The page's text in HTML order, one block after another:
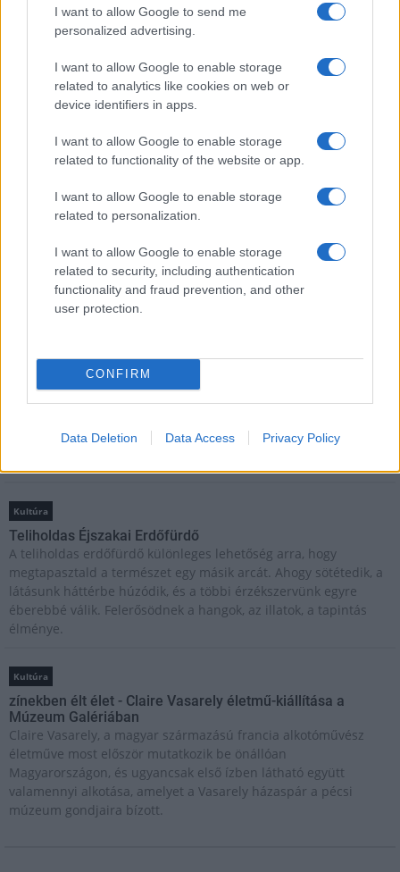
I want to allow Google to send me
personalized advertising.
I want to allow Google to enable storage
related to analytics like cookies on web or
device identifiers in apps.
I want to allow Google to enable storage
related to functionality of the website or app.
I want to allow Google to enable storage
related to personalization.
I want to allow Google to enable storage
related to security, including authentication
functionality and fraud prevention, and other
user protection.
CONFIRM
Data Deletion Data Access Privacy Policy
adatvédelmi
szabályzatot!
FELIRATKOZÁS
Open Orfű: mozgás, zene, közösség
Augusztus első hétvégéjén (augusztus 1-2.) a Pécsi-tó partja
megtelik élettel, sporttal és élményekkel!
Brandnyúl mini disco
Kertben!
Helyi hírek
Beindult az őszibarackszezon, szeptemberig élvezhetjük
A világon évente mintegy 25 millió tonna őszibarack terem, Kína
Kultúra
Teliholdas Éjszakai Erdőfürdő
A teliholdas erdőfürdő különleges lehetőség arra, hogy
megtapasztald a természet egy másik arcát. Ahogy sötétedik, a
látásunk háttérbe húzódik, és a többi érzékszervünk egyre
éberebbé válik. Felerősödnek a hangok, az illatok, a tapintás
élménye.
Kultúra
zínekben élt élet - Claire Vasarely életmű-kiállítása a
Múzeum Galériában
Claire Vasarely, a magyar származású francia alkotóművész
életműve most először mutatkozik be önállóan
Magyarországon, és ugyancsak első ízben látható együtt
valamennyi alkotása, amelyet a Vasarely házaspár a pécsi
múzeum gondjaira bízott.